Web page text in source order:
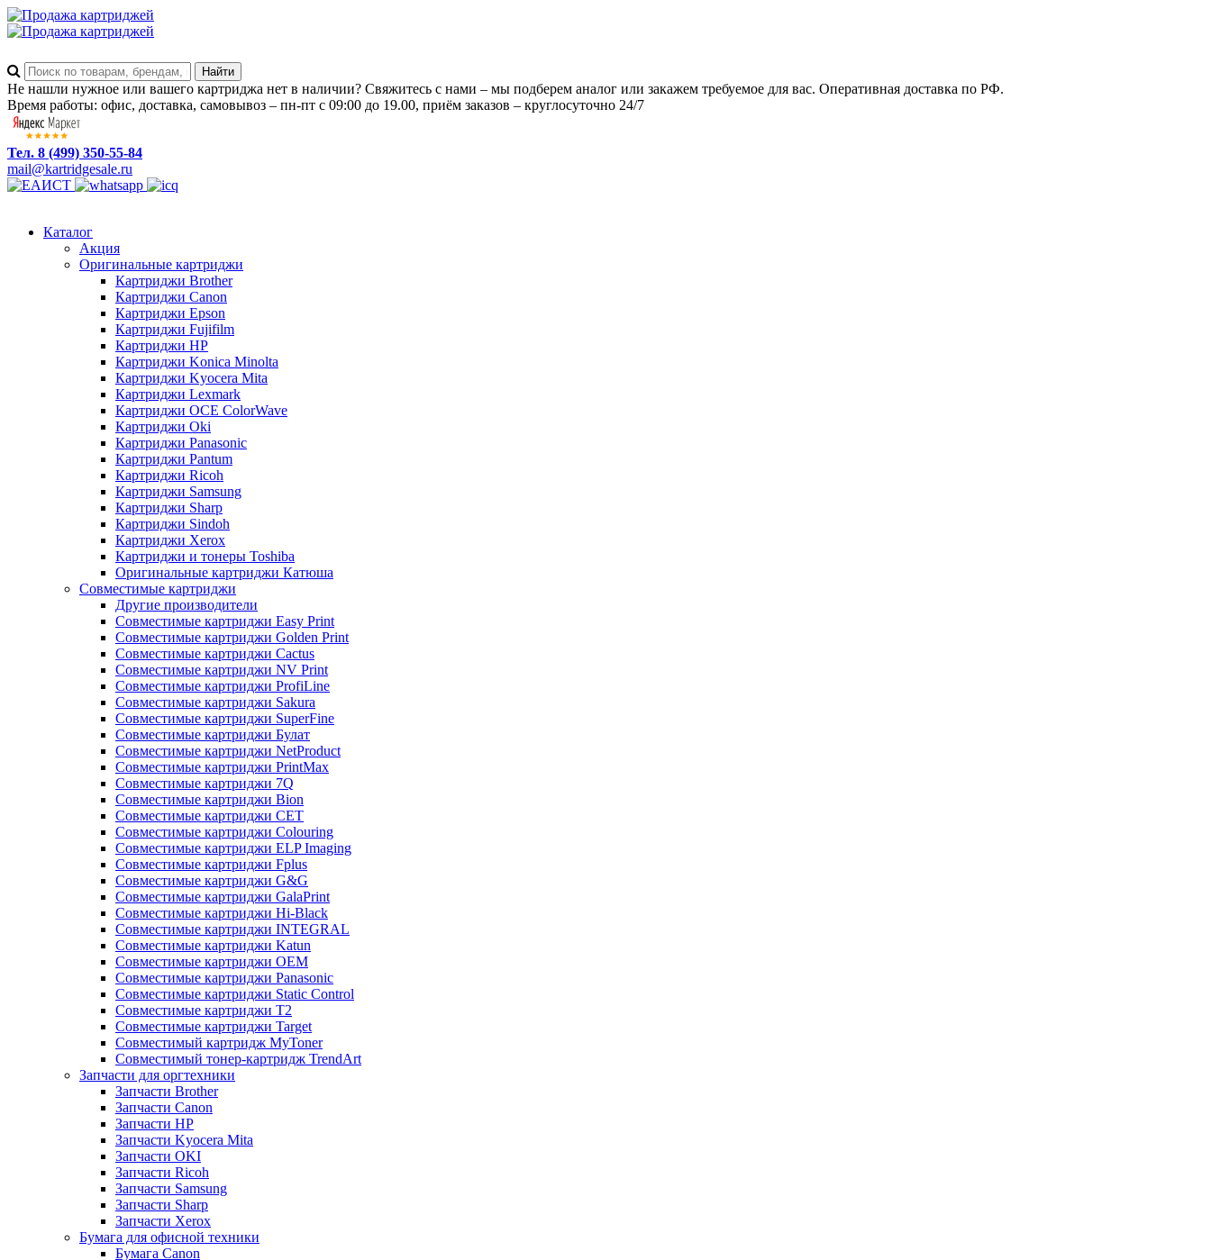
Не нашли нужное или вашего картриджа нет в наличии? Свяжитесь с нами – мы подберем аналог или закажем требуемое для вас. Оперативная доставка по РФ.
Время работы: офис, доставка, самовывоз – пн-пт с 09:00 до 19.00, приём заказов – круглосуточно 24/7
Тел. 8 (499) 350-55-84
mail@kartridgesale.ru
Каталог
Акция
Оригинальные картриджи
Картриджи Brother
Картриджи Canon
Картриджи Epson
Картриджи Fujifilm
Картриджи HP
Картриджи Konica Minolta
Картриджи Kyocera Mita
Картриджи Lexmark
Картриджи OCE ColorWave
Картриджи Oki
Картриджи Panasonic
Картриджи Pantum
Картриджи Ricoh
Картриджи Samsung
Картриджи Sharp
Картриджи Sindoh
Картриджи Xerox
Картриджи и тонеры Toshiba
Оригинальные картриджи Катюша
Совместимые картриджи
Другие производители
Совместимые картриджи Easy Print
Совместимые картриджи Golden Print
Совместимые картриджи Cactus
Совместимые картриджи NV Print
Совместимые картриджи ProfiLine
Совместимые картриджи Sakura
Совместимые картриджи SuperFine
Совместимые картриджи Булат
Совместимые картриджи NetProduct
Совместимые картриджи PrintMax
Совместимые картриджи 7Q
Совместимые картриджи Bion
Совместимые картриджи CET
Совместимые картриджи Colouring
Совместимые картриджи ELP Imaging
Совместимые картриджи Fplus
Совместимые картриджи G&G
Совместимые картриджи GalaPrint
Совместимые картриджи Hi-Black
Совместимые картриджи INTEGRAL
Совместимые картриджи Katun
Совместимые картриджи OEM
Совместимые картриджи Panasonic
Совместимые картриджи Static Control
Совместимые картриджи T2
Совместимые картриджи Target
Совместимый картридж MyToner
Совместимый тонер-картридж TrendArt
Запчасти для оргтехники
Запчасти Brother
Запчасти Canon
Запчасти HP
Запчасти Kyocera Mita
Запчасти OKI
Запчасти Ricoh
Запчасти Samsung
Запчасти Sharp
Запчасти Xerox
Бумага для офисной техники
Бумага Canon